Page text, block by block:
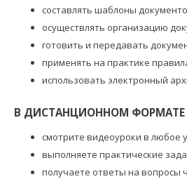
составлять шаблоны
осуществлять организацию
готовить и передавать
применять на практике
использовать электронный
В ДИСТАНЦИОННОМ ФОРМАТЕ
смотрите видеоуроки в любое
выполняете практические
получаете ответы на вопросы